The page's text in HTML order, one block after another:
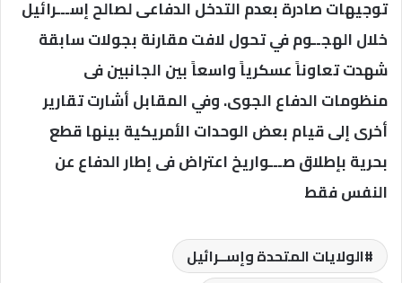
توجيهات صادرة بعدم التدخل الدفاعى لصالح إســـرائيل
خلال الهجــوم في تحول لافت مقارنة بجولات سابقة
شهدت تعاوناً عسكرياً واسعاً بين الجانبين فى
منظومات الدفاع الجوى. وفي المقابل أشارت تقارير
أخرى إلى قيام بعض الوحدات الأمريكية بينها قطع
بحرية بإطلاق صـــواريخ اعتراض فى إطار الدفاع عن
النفس فقط
الولايات المتحدة وإســرائيل